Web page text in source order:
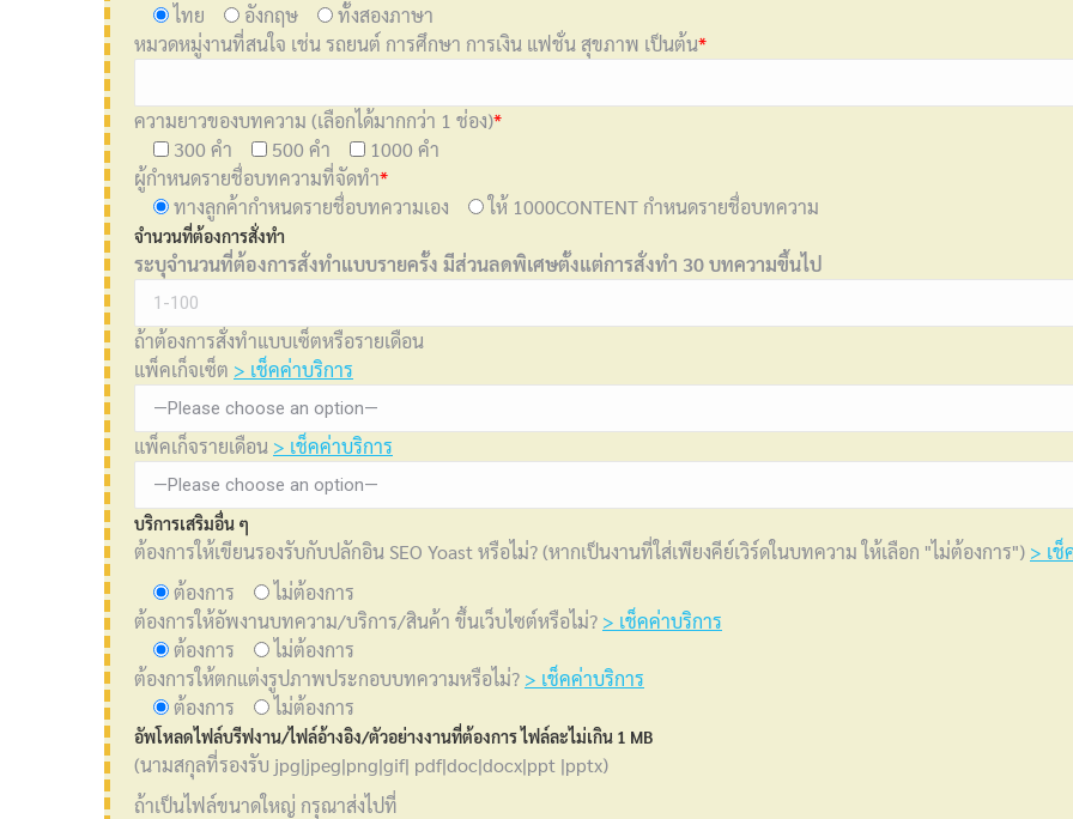
ไทย
อังกฤษ
ทั้งสองภาษา
หมวดหมู่งานที่สนใจ เช่น รถยนต์ การศึกษา การเงิน แฟชั่น สุขภาพ เป็นต้น*
ความยาวของบทความ (เลือกได้มากกว่า 1 ช่อง)*
300 คำ
500 คำ
1000 คำ
ผู้กำหนดรายชื่อบทความที่จัดทำ*
ทางลูกค้ากำหนดรายชื่อบทความเอง
ให้ 1000CONTENT กำหนดรายชื่อบทความ
จำนวนที่ต้องการสั่งทำ
ระบุจำนวนที่ต้องการสั่งทำแบบรายครั้ง มีส่วนลดพิเศษตั้งแต่การสั่งทำ 30 บทความขึ้นไป
ถ้าต้องการสั่งทำแบบเซ็ตหรือรายเดือน
แพ็คเก็จเซ็ต > เช็คค่าบริการ
แพ็คเก็จรายเดือน > เช็คค่าบริการ
บริการเสริมอื่น ๆ
ต้องการให้เขียนรองรับกับปลักอิน SEO Yoast หรือไม่? (หากเป็นงานที่ใส่เพียงคีย์เวิร์ดในบทความ ให้เลือก "ไม่ต้องการ") > เช็
ต้องการ
ไม่ต้องการ
ต้องการให้อัพงานบทความ/บริการ/สินค้า ขึ้นเว็บไซต์หรือไม่? > เช็คค่าบริการ
ต้องการ
ไม่ต้องการ
ต้องการให้ตกแต่งรูปภาพประกอบบทความหรือไม่? > เช็คค่าบริการ
ต้องการ
ไม่ต้องการ
อัพโหลดไฟล์บรีฟงาน/ไฟล์อ้างอิง/ตัวอย่างงานที่ต้องการ ไฟล์ละไม่เกิน 1 MB
(นามสกุลที่รองรับ jpg|jpeg|png|gif| pdf|doc|docx|ppt |pptx)
ถ้าเป็นไฟล์ขนาดใหญ่ กรุณาส่งไปที่